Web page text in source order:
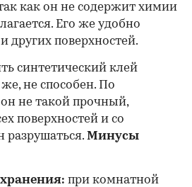
как он не содержит химии
Его же удобно
других поверхностей.
синтетический клей
не способен. По
не такой прочный,
поверхностей и со
разрушаться. Минусы
при комнатной